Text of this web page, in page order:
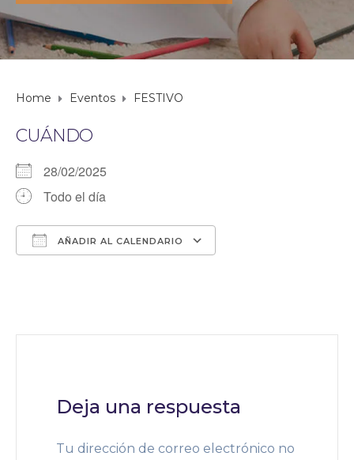
Home Eventos FESTIVO
CUÁNDO
28/02/2025
Todo el día
AÑADIR AL CALENDARIO
Deja una respuesta
Tu dirección de correo electrónico no